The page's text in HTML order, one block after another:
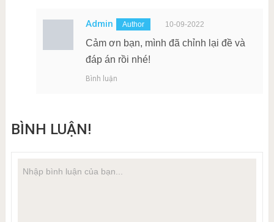
Admin 10-09-2022
Cảm ơn bạn, mình đã chỉnh lại đề và
đáp án rồi nhé!
Bình luận
BÌNH LUẬN!